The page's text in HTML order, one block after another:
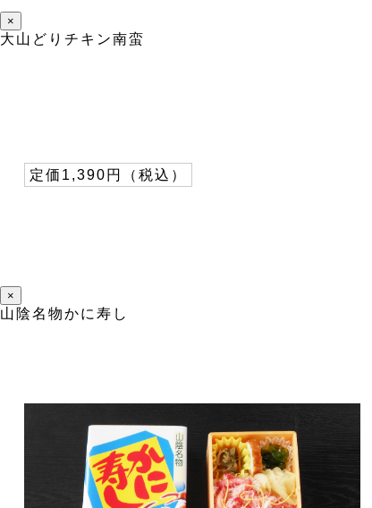
×
大山どりチキン南蛮
定価1,390円（税込）
×
山陰名物かに寿し